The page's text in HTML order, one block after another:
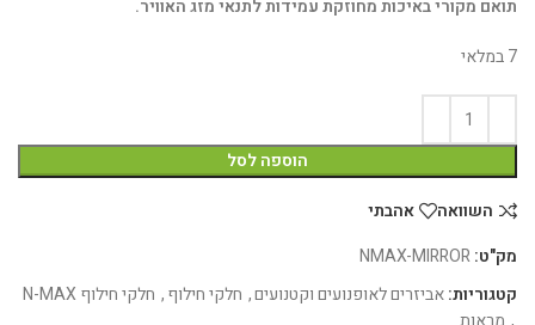
תואם מקורי באיכות מחוזקת עמידות לתנאי מזג האוויר.
7 במלאי
הוספה לסל
השוואה
אהבתי
מק"ט:NMAX-MIRROR
קטגוריות:אביזרים לאופנועים וקטנועים, חלקי חילוף, חלקי חילוף N-MAX